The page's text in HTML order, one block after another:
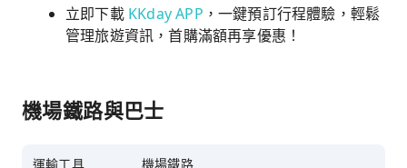
立即下載 KKday APP ，一鍵預訂行程體驗，輕鬆
管理旅遊資訊，首購滿額再享優惠！
機場鐵路與巴士
運輸工具 機場鐵路